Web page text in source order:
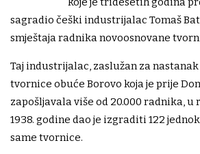
sagradio češki industrijalac Tomaš
smještaja radnika novoosnovane
Taj industrijalac, zaslužan za
tvornice obuće Borovo koja je prije
zapošljavala više od 20.000 radnika, u
1938. godine dao je izgraditi 122
same tvornice.